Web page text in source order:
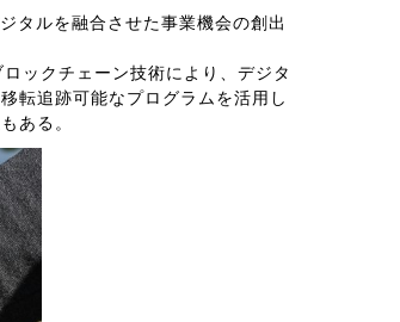
タルを融合させた事業機会の創出
ックチェーン技術により、デジタ
転追跡可能なプログラムを活用し
ある。